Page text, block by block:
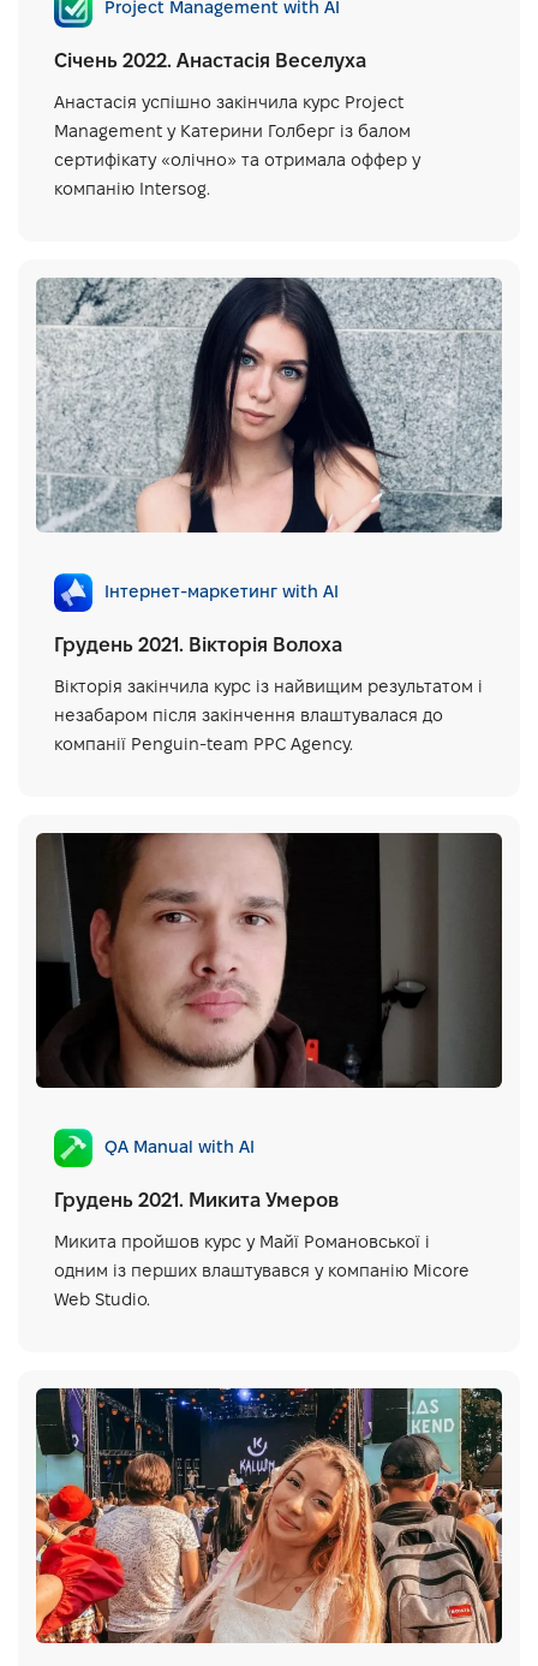
Project Management with AI
Січень 2022. Анастасія Веселуха
Анастасія успішно закінчила курс Project
Management у Катерини Голберг із балом
сертифікату «олічно» та отримала оффер у
компанію Intersog.
Інтернет-маркетинг with AI
Грудень 2021. Вікторія Волоха
Вікторія закінчила курс із найвищим результатом і
незабаром після закінчення влаштувалася до
компанії Penguin-team PPC Agency.
QA Manual with AI
Грудень 2021. Микита Умеров
Микита пройшов курс у Майї Романовської і
одним із перших влаштувався у компанію Micore
Web Studio.